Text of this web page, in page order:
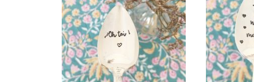
PETITE CUILLÈRE GRAVÉE
VINTAGE : OH TOI !
€
AJOUTER AU PANIER
PETITE
VINTAGE :